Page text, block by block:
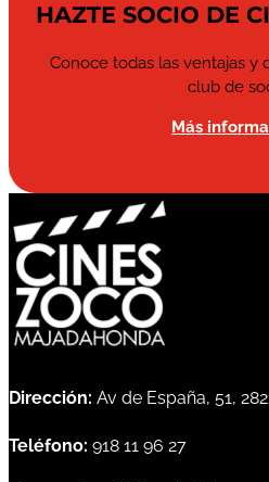
HAZTE SOCIO DE
Conoce todas las ventajas y
club de
Más
Dirección: Av de España, 51,
Teléfono: 918 11 96 27